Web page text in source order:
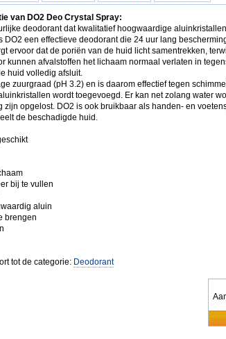
van DO2 Deo Crystal Spray:
deodorant dat kwalitatief hoogwaardige
DO2 een effectieve deodorant die 24 uur lang
ervoor dat de poriën van de huid licht samentrekken,
kunnen afvalstoffen het lichaam normaal verlaten in
huid volledig afsluit.
zuurgraad (pH 3.2) en is daarom effectief tegen
wordt toegevoegd. Er kan net zolang water
zijn opgelost. DO2 is ook bruikbaar als handen- en
de beschadigde huid.
bij te vullen
aluin
brengen
tot de categorie: Deodorant